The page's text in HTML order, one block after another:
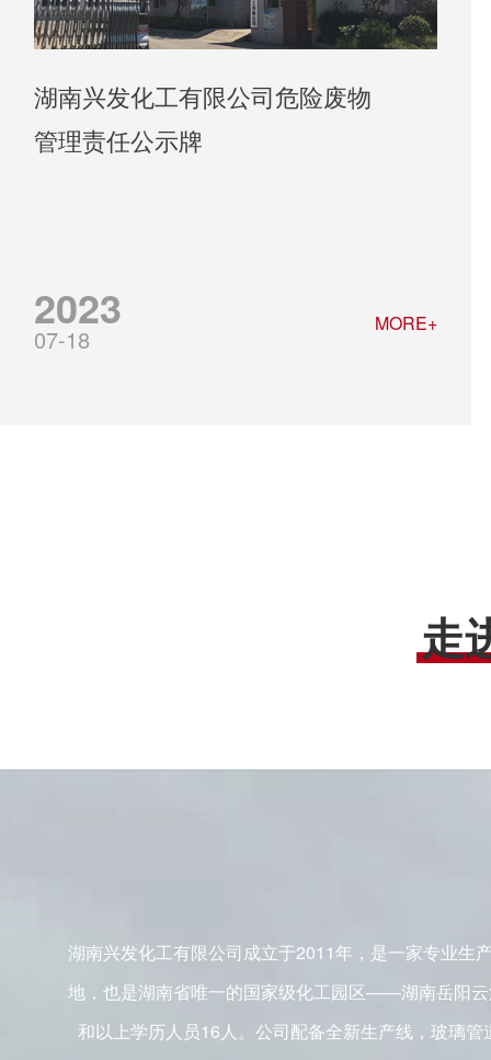
湖南兴发化工有限公司危险废物
管理责任公示牌
MORE+
2023
07-18
走
湖南兴发化工有限公司成立于2011年，是一家专业生
地，也是湖南省唯一的国家级化工园区——湖南岳阳
和以上学历人员16人。公司配备全新生产线，玻璃